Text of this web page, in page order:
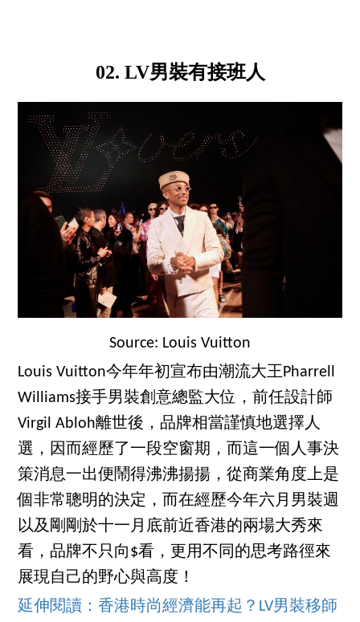
02. LV男裝有接班人
Source: Louis Vuitton
Louis Vuitton今年年初宣布由潮流大王Pharrell
Williams接手男裝創意總監大位，前任設計師
Virgil Abloh離世後，品牌相當謹慎地選擇人
選，因而經歷了一段空窗期，而這一個人事決
策消息一出便鬧得沸沸揚揚，從商業角度上是
個非常聰明的決定，而在經歷今年六月男裝週
以及剛剛於十一月底前近香港的兩場大秀來
看，品牌不只向$看，更用不同的思考路徑來
展現自己的野心與高度！
延伸閱讀：香港時尚經濟能再起？LV男裝移師